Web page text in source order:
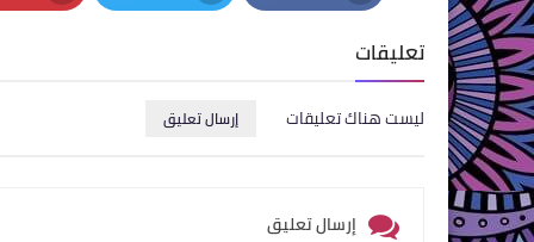
Facebook
Twitter
تعليقات
ليست هناك تعليقات إرسال تعليق
إرسال تعليق